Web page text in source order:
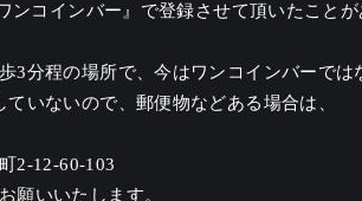
ンコインバー』で登録させて頂いたこと
3分程の場所で、今はワンコインバーで
いないので、郵便物などある場合は、
2-12-60-103